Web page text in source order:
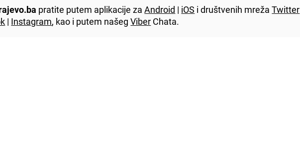
pratite putem aplikacije zaAndroid | iOS i društvenih mrežaTwitter
| Instagram, kao i putem našegViber Chata.